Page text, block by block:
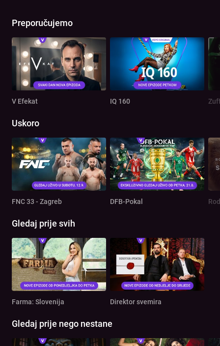
Preporučujemo
V Efekat IQ 160
Uskoro
FNC 33 - Zagreb DFB-Pokal
Gledaj prije svih
Farma: Slovenija Direktor svemira
Gledaj prije nego nestane